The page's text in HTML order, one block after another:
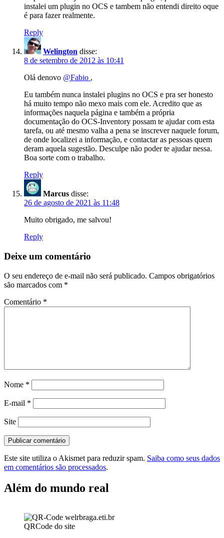
instalei um plugin no OCS e tambem não entendi direito oque
é para fazer realmente.
Reply
Welington disse:
8 de setembro de 2012 às 10:41
Olá denovo @Fabio ,
Eu também nunca instalei plugins no OCS e pra ser honesto
há muito tempo não mexo mais com ele. Acredito que as
informações naquela página e também a própria
documentação do OCS-Inventory possam te ajudar com esta
tarefa, ou até mesmo valha a pena se inscrever naquele forum,
de onde localizei a informação, e contactar as pessoas quem
deram aquela sugestão. Desculpe não poder te ajudar nessa.
Boa sorte com o trabalho.
Reply
Marcus disse:
26 de agosto de 2021 às 11:48
Muito obrigado, me salvou!
Reply
Deixe um comentário
O seu endereço de e-mail não será publicado. Campos obrigatórios
são marcados com *
Comentário *
Nome *
E-mail *
Site
Este site utiliza o Akismet para reduzir spam. Saiba como seus dados
em comentários são processados.
Além do mundo real
QRCode do site